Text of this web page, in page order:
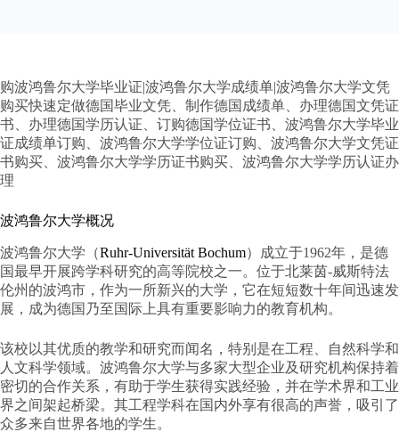
购波鸿鲁尔大学毕业证|波鸿鲁尔大学成绩单|波鸿鲁尔大学文凭
购买快速定做德国毕业文凭、制作德国成绩单、办理德国文凭证
书、办理德国学历认证、订购德国学位证书、波鸿鲁尔大学毕业
证成绩单订购、波鸿鲁尔大学学位证订购、波鸿鲁尔大学文凭证
书购买、波鸿鲁尔大学学历证书购买、波鸿鲁尔大学学历认证办
理
波鸿鲁尔大学概况
波鸿鲁尔大学（Ruhr-Universität Bochum）成立于1962年，是德
国最早开展跨学科研究的高等院校之一。位于北莱茵-威斯特法
伦州的波鸿市，作为一所新兴的大学，它在短短数十年间迅速发
展，成为德国乃至国际上具有重要影响力的教育机构。
该校以其优质的教学和研究而闻名，特别是在工程、自然科学和
人文科学领域。波鸿鲁尔大学与多家大型企业及研究机构保持着
密切的合作关系，有助于学生获得实践经验，并在学术界和工业
界之间架起桥梁。其工程学科在国内外享有很高的声誉，吸引了
众多来自世界各地的学生。